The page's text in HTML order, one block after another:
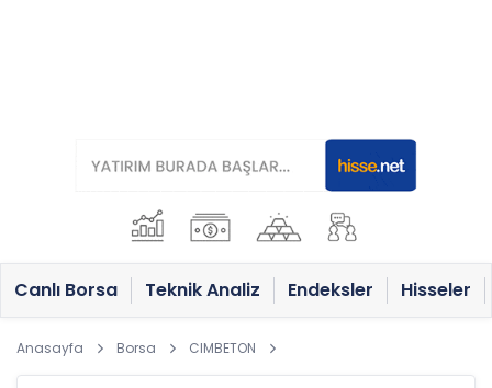
Canlı Borsa Teknik Analiz Endeksler Hisseler
Anasayfa Borsa CIMBETON